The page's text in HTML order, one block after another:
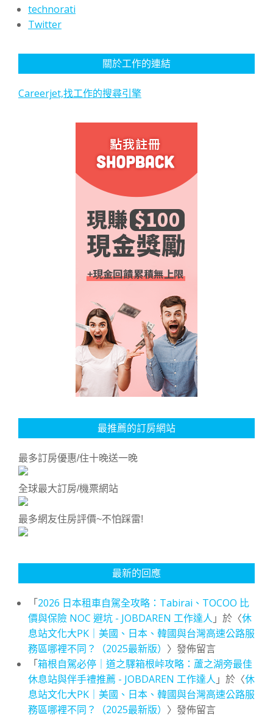
technorati
Twitter
關於工作的連結
Careerjet,找工作的搜尋引擎
最推薦的訂房網站
最多訂房優惠/住十晚送一晚
全球最大訂房/機票網站
最多網友住房評價~不怕踩雷!
最新的回應
「2026 日本租車自駕全攻略：Tabirai、TOCOO 比
價與保險 NOC 避坑 - JOBDAREN 工作達人 」於〈休
息站文化大PK｜美國、日本、韓國與台灣高速公路服
務區哪裡不同？（2025最新版） 〉發佈留言
「箱根自駕必停｜道之驛箱根峠攻略：蘆之湖旁最佳
休息站與伴手禮推薦 - JOBDAREN 工作達人 」於〈休
息站文化大PK｜美國、日本、韓國與台灣高速公路服
務區哪裡不同？（2025最新版） 〉發佈留言